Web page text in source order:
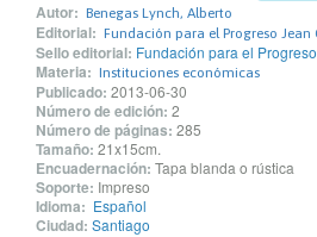
Autor: Benegas Lynch, Alberto
Editorial: Fundación para el Progreso Jean
Sello editorial: Fundación para el
Materia: Instituciones económicas
Publicado: 2013-06-30
Número de edición: 2
Número de páginas: 285
Tamaño: 21x15cm.
Encuadernación: Tapa blanda o rústica
Soporte: Impreso
Idioma: Español
Ciudad: Santiago